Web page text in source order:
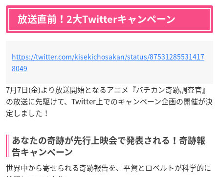
放送直前！2大Twitterキャンペーン
https://twitter.com/kisekichosakan/status/87531285531417
8049
7月7日(金)より放送開始となるアニメ『バチカン奇跡調査官』
の放送に先駆けて、Twitter上でのキャンペーン企画の開催が決
定しました！
あなたの奇跡が先行上映会で発表される！奇跡報
告キャンペーン
世界中から寄せられる奇跡報告を、平賀とロベルトが科学的に